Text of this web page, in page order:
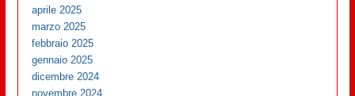
aprile 2025
marzo 2025
febbraio 2025
gennaio 2025
dicembre 2024
novembre 2024